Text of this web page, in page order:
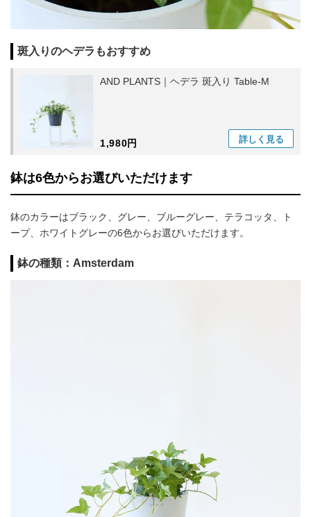
斑入りのヘデラもおすすめ
AND PLANTS｜ヘデラ 斑入り Table-M
1,980円 詳しく 見る
鉢は6色からお選びいただけます
鉢のカラーはブラック、グレー、ブルーグレー、テラコッタ、ト
ープ、ホワイトグレーの6色からお選びいただけます。
鉢の種類：Amsterdam